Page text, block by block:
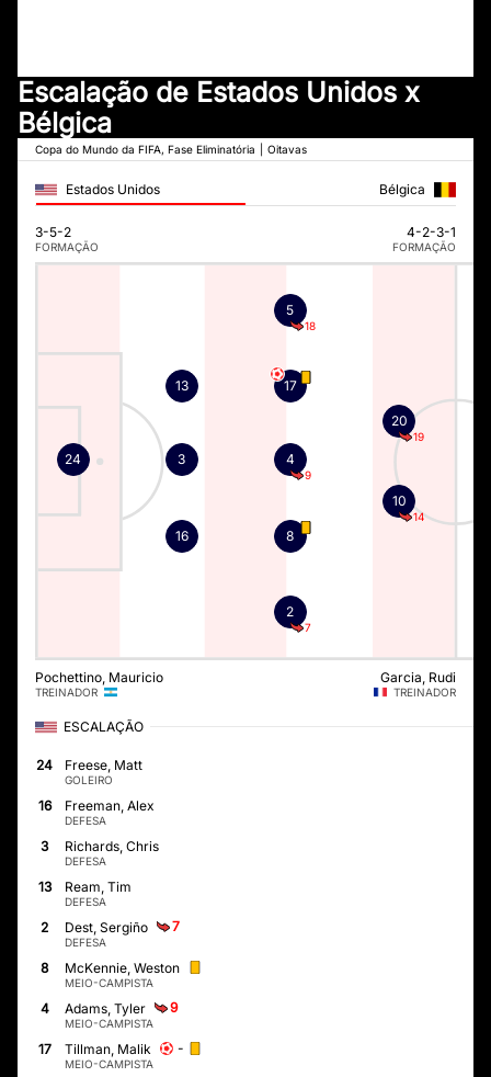
Escalação de Estados Unidos x
Bélgica
Copa do Mundo da FIFA, Fase Eliminatória Oitavas
Estados Unidos Bélgica
3-5-2
FORMAÇÃO
4-2-3-1
FORMAÇÃO
24
16
3
13
2
7
8
4
9
17
5
18
10
14
20
19
Pochettino, Mauricio
TREINADOR
Garcia, Rudi
TREINADOR
ESCALAÇÃO
24 Freese, Matt
GOLEIRO
16 Freeman, Alex
DEFESA
3 Richards, Chris
DEFESA
13 Ream, Tim
DEFESA
2 Dest, Sergiño 7
DEFESA
8 McKennie, Weston
MEIO-CAMPISTA
4 Adams, Tyler 9
MEIO-CAMPISTA
17 Tillman, Malik -
MEIO-CAMPISTA